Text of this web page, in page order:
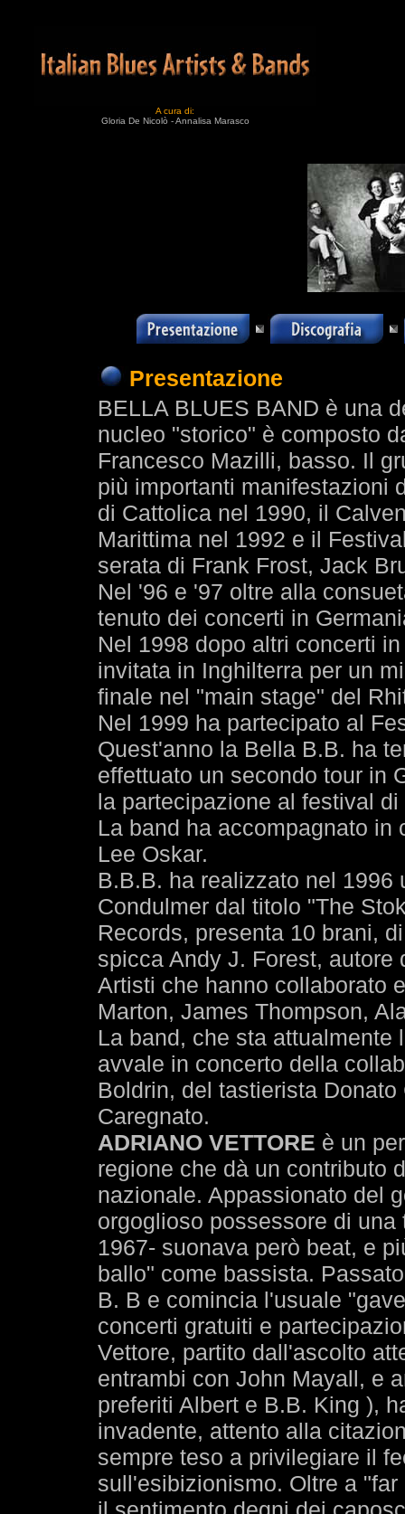
A cura di:
Gloria De Nicolò - Annalisa Marasco
Presentazione
BELLA BLUES BAND è una
nucleo "storico" è composto
Francesco Mazilli, basso. Il
più importanti manifestazioni
di Cattolica nel 1990, il
Marittima nel 1992 e il
serata di Frank Frost, Jack
Nel '96 e '97 oltre alla
tenuto dei concerti in
Nel 1998 dopo altri concerti
invitata in Inghilterra per un
finale nel "main stage" del
Nel 1999 ha partecipato al
Quest'anno la Bella B.B. ha
effettuato un secondo tour in
la partecipazione al festival
La band ha accompagnato
Lee Oskar.
B.B.B. ha realizzato nel 1996
Condulmer dal titolo "The
Records, presenta 10 brani,
spicca Andy J. Forest,
Artisti che hanno collaborato
Marton, James Thompson,
La band, che sta attualmente
avvale in concerto della
Boldrin, del tastierista
Caregnato.
ADRIANO VETTORE è un
regione che dà un contributo
nazionale. Appassionato del
orgoglioso possessore di
1967- suonava però beat, e
ballo" come bassista.
B. B e comincia l'usuale
concerti gratuiti e
Vettore, partito dall'ascolto
entrambi con John Mayall, e
preferiti Albert e B.B. King ),
invadente, attento alla
sempre teso a privilegiare il
sull'esibizionismo. Oltre a